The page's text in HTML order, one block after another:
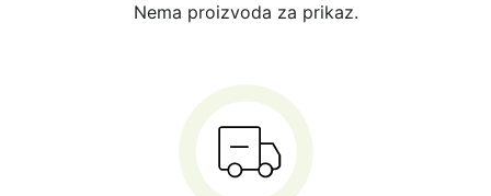
Nema proizvoda za prikaz.